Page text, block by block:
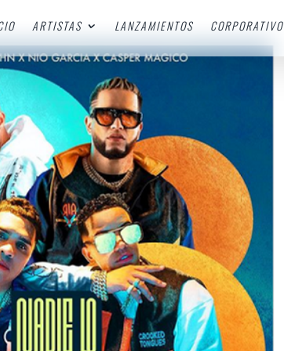
ARTISTAS LANZAMIENTOS CORPORATIVO